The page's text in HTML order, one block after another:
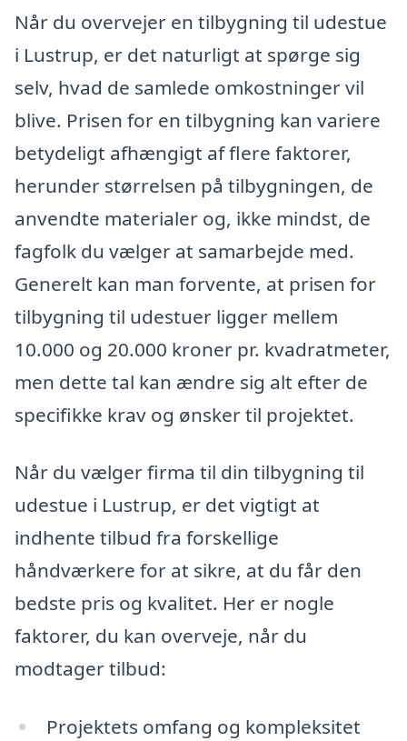
Når du overvejer en tilbygning til udestue
i Lustrup, er det naturligt at spørge sig
selv, hvad de samlede omkostninger vil
blive. Prisen for en tilbygning kan variere
betydeligt afhængigt af flere faktorer,
herunder størrelsen på tilbygningen, de
anvendte materialer og, ikke mindst, de
fagfolk du vælger at samarbejde med.
Generelt kan man forvente, at prisen for
tilbygning til udestuer ligger mellem
10.000 og 20.000 kroner pr. kvadratmeter,
men dette tal kan ændre sig alt efter de
specifikke krav og ønsker til projektet.
Når du vælger firma til din tilbygning til
udestue i Lustrup, er det vigtigt at
indhente tilbud fra forskellige
håndværkere for at sikre, at du får den
bedste pris og kvalitet. Her er nogle
faktorer, du kan overveje, når du
modtager tilbud:
Projektets omfang og kompleksitet